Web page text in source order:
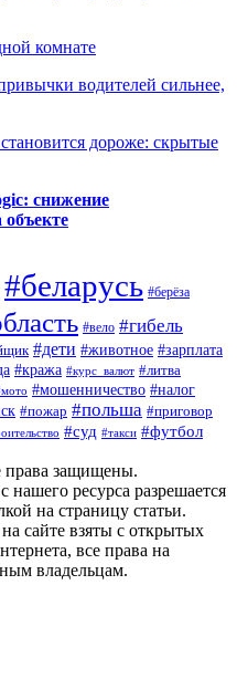
комнате
водителей сильнее,
дороже: скрытые
снижение
#беларусь #берёза
#вело #гибель
#дети #животное #зарплата
#кража #курс_валют #литва
#мошенничество #налог
#пожар #польша #приговор
#суд #такси #футбол
права защищены.
ресурса разрешается
на страницу статьи.
сайте взяты с открытых
все права на
владельцам.